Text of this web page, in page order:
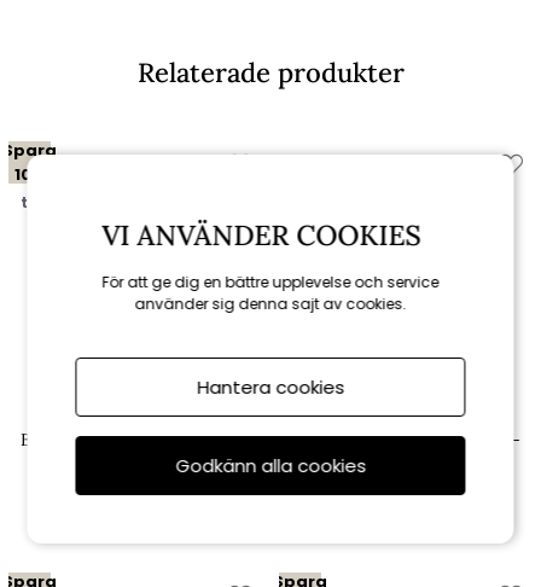
Relaterade produkter
Spara
10%
till 16/8
Brafab
Blixt soffbord Ø 85 H39 cm -
Brafab
Blixt soffbord Ø 65 H42 cm -
Spara Spara
VI ANVÄNDER COOKIES
För att ge dig en bättre upplevelse och service
använder sig denna sajt av cookies.
Hantera cookies
Godkänn alla cookies